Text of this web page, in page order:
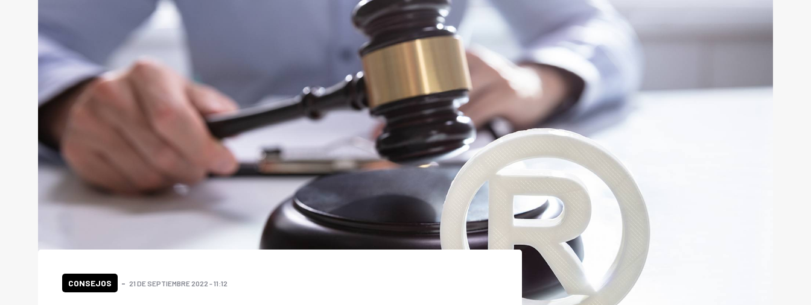
CONSEJOS 21 DE SEPTIEMBRE 2022 - 11:12